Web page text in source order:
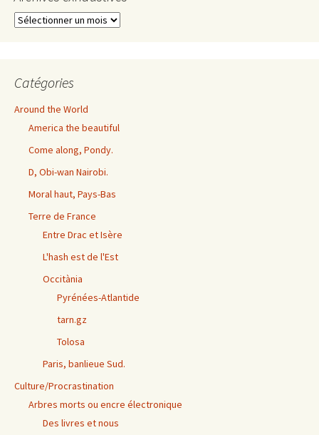
Archives
Catégories
Around the World
America the beautiful
Come along, Pondy.
D, Obi-wan Nairobi.
Moral haut, Pays-Bas
Terre de France
Entre Drac et Isère
L'hash est de l'Est
Occitània
Pyrénées-Atlantide
tarn.gz
Tolosa
Paris, banlieue Sud.
Culture/Procrastination
Arbres morts ou encre électronique
Des livres et nous